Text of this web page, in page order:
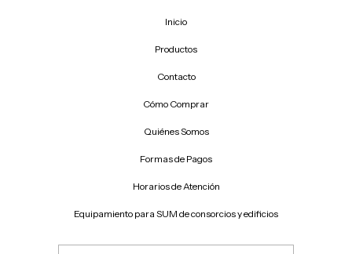
Inicio
Productos
Contacto
Cómo Comprar
Quiénes Somos
Formas de Pagos
Horarios de Atención
Equipamiento para SUM de consorcios y edificios